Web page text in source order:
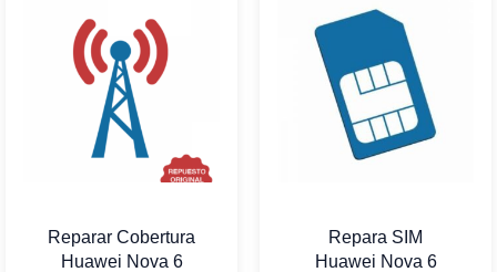
Reparar Cobertura
Huawei Nova 6
Repara SIM
Huawei Nova 6